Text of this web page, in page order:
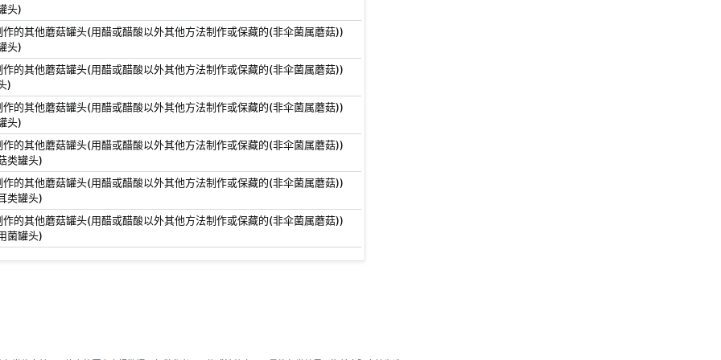
头)
作的其他蘑菇罐头(用醋或醋酸以外其他方法制作或保藏的(非伞菌属蘑菇))
头)
作的其他蘑菇罐头(用醋或醋酸以外其他方法制作或保藏的(非伞菌属蘑菇))
)
作的其他蘑菇罐头(用醋或醋酸以外其他方法制作或保藏的(非伞菌属蘑菇))
头)
作的其他蘑菇罐头(用醋或醋酸以外其他方法制作或保藏的(非伞菌属蘑菇))
类罐头)
作的其他蘑菇罐头(用醋或醋酸以外其他方法制作或保藏的(非伞菌属蘑菇))
类罐头)
作的其他蘑菇罐头(用醋或醋酸以外其他方法制作或保藏的(非伞菌属蘑菇))
菌罐头)